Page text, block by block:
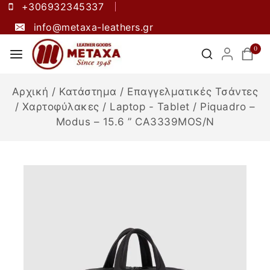
+306932345337
info@metaxa-leathers.gr
0
Αρχική / Κατάστημα / Επαγγελματικές Τσάντες
/ Χαρτοφύλακες / Laptop - Tablet / Piquadro –
Modus – 15.6 ” CA3339MOS/N